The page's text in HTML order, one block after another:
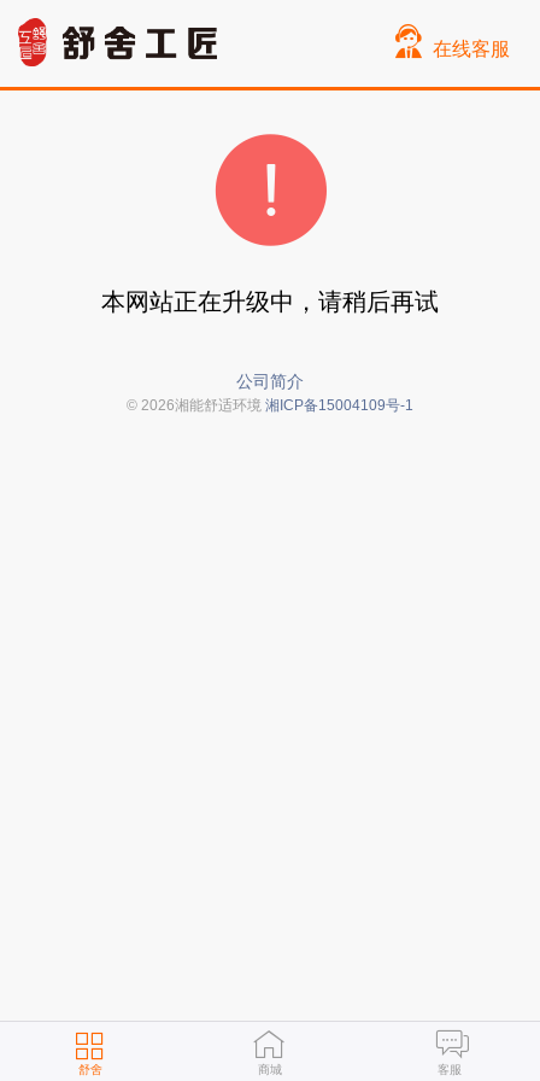
舒舍 商城 客服
在线客服
本网站正在升级中，请稍后再试
公司简介
© 2026湘能舒适环境 湘ICP备15004109号-1